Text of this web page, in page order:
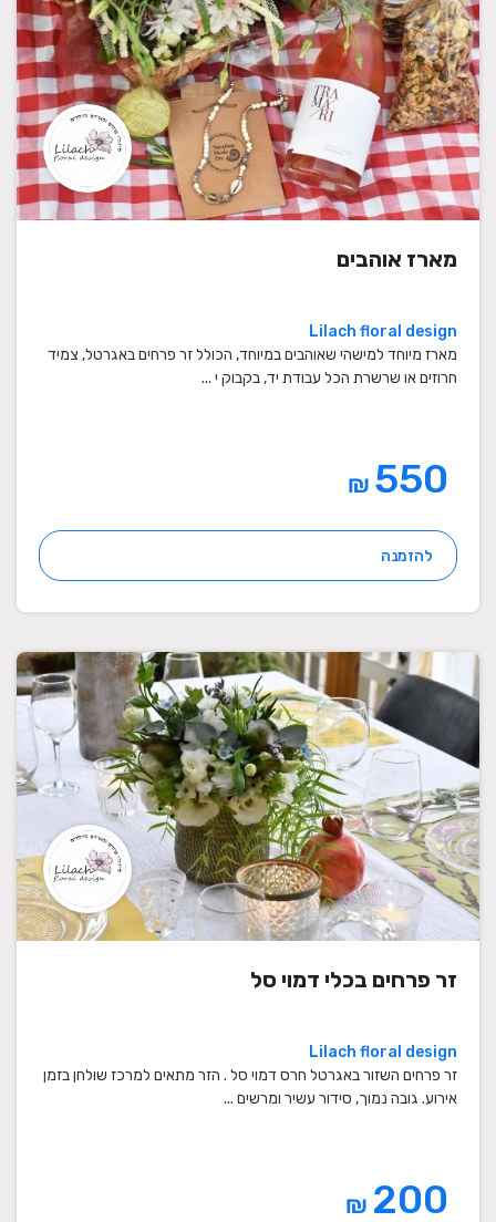
מארז אוהבים
Lilach floral design
מארז מיוחד למישהי שאוהבים במיוחד, הכולל זר פרחים באגרטל, צמיד
חרוזים או שרשרת הכל עבודת יד, בקבוק י ...
₪
להזמנה
זר פרחים בכלי דמוי סל
Lilach floral design
זר פרחים השזור באגרטל חרס דמוי סל . הזר מתאים למרכז שולחן בזמן
אירוע. גובה נמוך, סידור עשיר ומרשים ...
₪